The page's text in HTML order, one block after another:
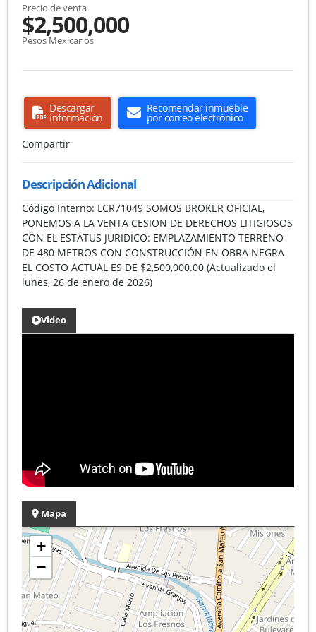
Precio de venta
$2,500,000
Pesos Mexicanos
Descargar
información
Recomendar inmueble
por correo electrónico
Compartir
Descripción Adicional
Código Interno: LCR71049 SOMOS BROKER OFICIAL,
PONEMOS A LA VENTA CESION DE DERECHOS LITIGIOSOS
CON EL ESTATUS JURIDICO: EMPLAZAMIENTO TERRENO
DE 480 METROS CON CONSTRUCCIÓN EN OBRA NEGRA
EL COSTO ACTUAL ES DE $2,500,000.00 (Actualizado el
lunes, 26 de enero de 2026)
Video
Mapa
+
−